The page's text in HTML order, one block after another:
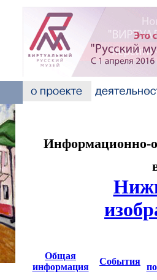
Информационно-
Общая
информация
События